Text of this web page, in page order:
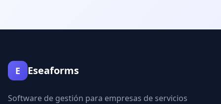
E Eseaforms
Software de gestión para empresas de servicios